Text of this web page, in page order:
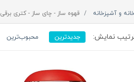
و آشپزخانه قهوه ساز - چای ساز - کتری برقی
نمایش: جدیدترین محبوب‌ترین